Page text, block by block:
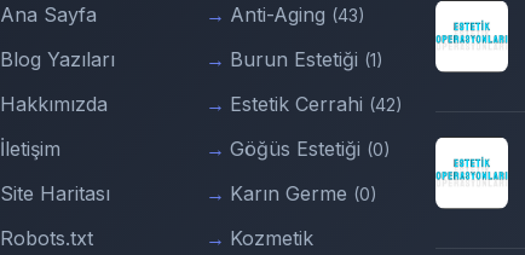
Ana Sayfa
Blog Yazıları
Hakkımızda
İletişim
Site Haritası
Robots.txt
Anti-Aging (43)
Burun Estetiği (1)
Estetik Cerrahi (42)
Göğüs Estetiği (0)
Karın Germe (0)
Kozmetik